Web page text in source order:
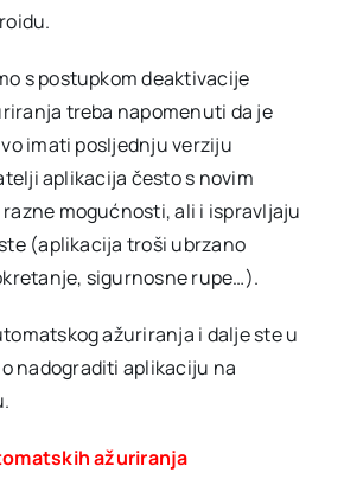
s postupkom deaktivacije
treba napomenuti da je
imati posljednju verziju
aplikacija često s novim
mogućnosti, ali i ispravljaju
(aplikacija troši ubrzano
sigurnosne rupe…).
ažuriranja i dalje ste u
nadograditi aplikaciju na
ažuriranja